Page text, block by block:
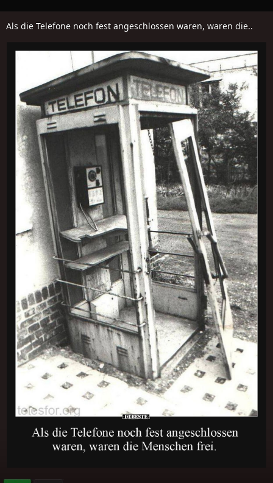
Als die Telefone noch fest angeschlossen waren, waren die..